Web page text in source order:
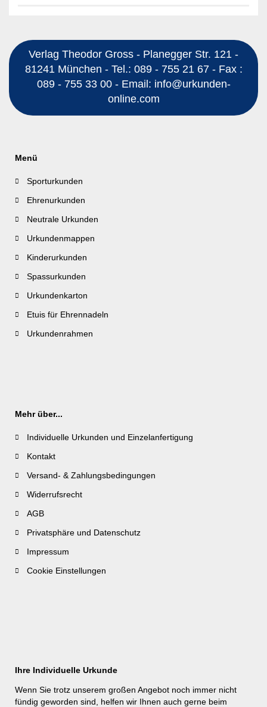
Verlag Theodor Gross - Planegger Str. 121 -
81241 München - Tel.: 089 - 755 21 67 - Fax :
089 - 755 33 00 - Email: info@urkunden-
online.com
Menü
Sporturkunden
Ehrenurkunden
Neutrale Urkunden
Urkundenmappen
Kinderurkunden
Spassurkunden
Urkundenkarton
Etuis für Ehrennadeln
Urkundenrahmen
Mehr über...
Individuelle Urkunden und Einzelanfertigung
Kontakt
Versand- & Zahlungsbedingungen
Widerrufsrecht
AGB
Privatsphäre und Datenschutz
Impressum
Cookie Einstellungen
Ihre Individuelle Urkunde
Wenn Sie trotz unserem großen Angebot noch immer nicht
fündig geworden sind, helfen wir Ihnen auch gerne beim